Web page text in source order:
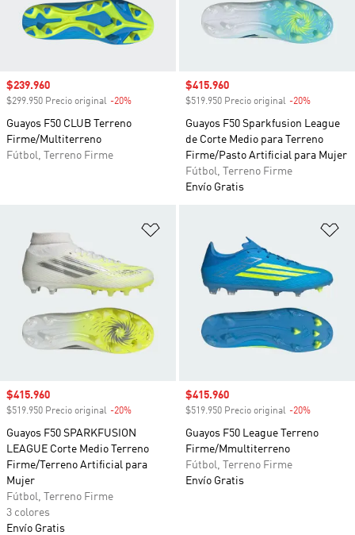
Precio de venta
$239.960
$299.950 Precio original -20%
Guayos F50 CLUB Terreno
Firme/Multiterreno
Fútbol, Terreno Firme
Precio de venta
$415.960
$519.950 Precio original -20%
Guayos F50 Sparkfusion League
de Corte Medio para Terreno
Firme/Pasto Artificial para Mujer
Fútbol, Terreno Firme
Envío Gratis
Precio de venta
$415.960
$519.950 Precio original -20%
Guayos F50 SPARKFUSION
LEAGUE Corte Medio Terreno
Firme/Terreno Artificial para
Mujer
Fútbol, Terreno Firme
3 colores
Envío Gratis
Precio de venta
$415.960
$519.950 Precio original -20%
Guayos F50 League Terreno
Firme/Mmultiterreno
Fútbol, Terreno Firme
Envío Gratis